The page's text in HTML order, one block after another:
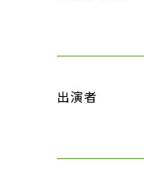
出演者